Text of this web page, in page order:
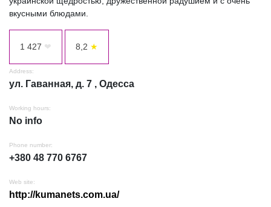
вкусными блюдами.
1 427 ❤ 8,2 ★
Address:
ул. Гаванная, д. 7 , Одесса
Working hours:
No info
Phone number:
+380 48 770 6767
Web site:
http://kumanets.com.ua/